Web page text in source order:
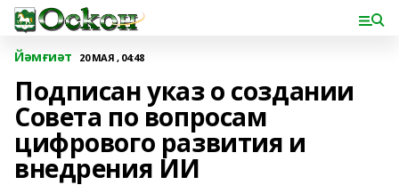
Йәмғиәт 20 МАЯ , 04:48
Подписан указ о создании
Совета по вопросам
цифрового развития и
внедрения ИИ